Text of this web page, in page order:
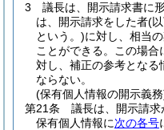
3
議長は、開示請求書に
は、開示請求をした者(
という。)に対し、相当
ことができる。
この場合
対し、補正の参考とな
ならない。
(保有個人情報の開示義
第21条
議長は、開示請
保有個人情報に次の各号